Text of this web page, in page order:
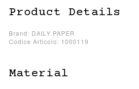
Product Details
Brand: DAILY PAPER
Codice Articolo: 1000119
Material